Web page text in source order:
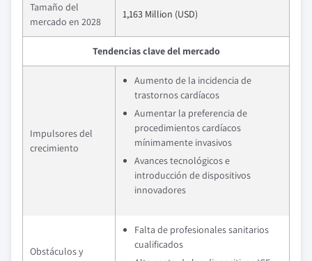
Tamaño del
mercado en 2028
1,163 Million (USD)
Tendencias clave del mercado
Impulsores del
crecimiento
Aumento de la incidencia de
trastornos cardíacos
Aumentar la preferencia de
procedimientos cardíacos
mínimamente invasivos
Avances tecnológicos e
introducción de dispositivos
innovadores
Obstáculos y
Falta de profesionales sanitarios
cualificados